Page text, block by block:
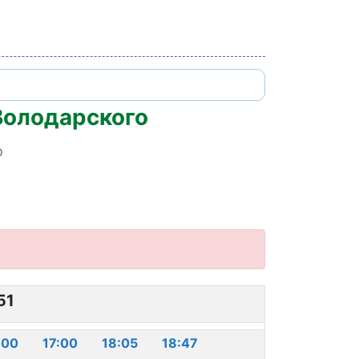
17:00 18:05
18:47